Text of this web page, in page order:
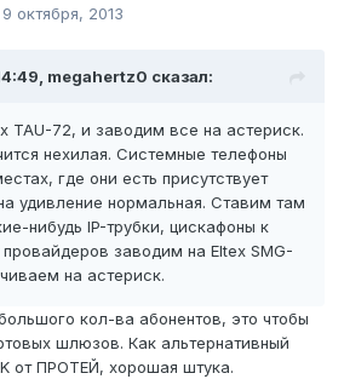
9 октября, 2013
megahertz0 сказал:
TAU-72, и заводим все на астериск.
нехилая. Системные телефоны
где они есть присутствует
удивление нормальная. Ставим там
нибудь IP-трубки, цискафоны к
заводим на Eltex SMG-
на астериск.
кол-ва абонентов, это чтобы
шлюзов. Как альтернативный
от ПРОТЕЙ, хорошая штука.